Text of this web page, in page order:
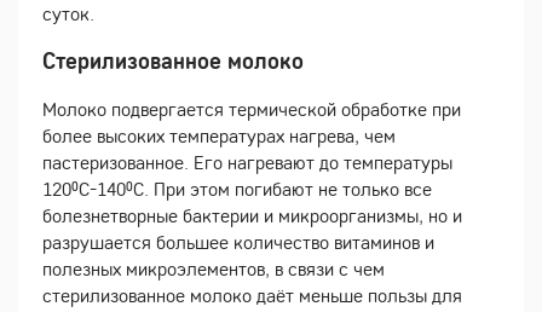
суток.
Стерилизованное молоко
Молоко подвергается термической обработке при
более высоких температурах нагрева, чем
пастеризованное. Его нагревают до температуры
120⁰С-140⁰С. При этом погибают не только все
болезнетворные бактерии и микроорганизмы, но и
разрушается большее количество витаминов и
полезных микроэлементов, в связи с чем
стерилизованное молоко даёт меньше пользы для